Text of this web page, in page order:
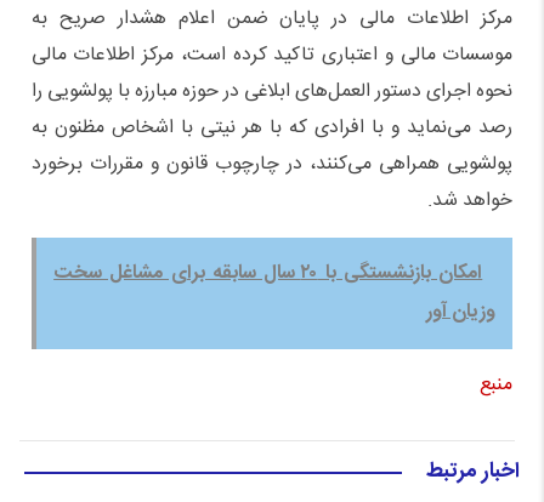
مرکز اطلاعات مالی در پایان ضمن اعلام هشدار صریح به
موسسات مالی و اعتباری تاکید کرده است، مرکز اطلاعات مالی
نحوه اجرای دستور العمل‌های ابلاغی در حوزه مبارزه با پولشویی را
رصد می‌نماید و با افرادی که با هر نیتی با اشخاص مظنون به
پولشویی همراهی می‌کنند، در چارچوب قانون و مقررات برخورد
خواهد شد.
امکان بازنشستگی با ۲۰ سال سابقه برای مشاغل سخت
وزیان آور
منبع
اخبار مرتبط